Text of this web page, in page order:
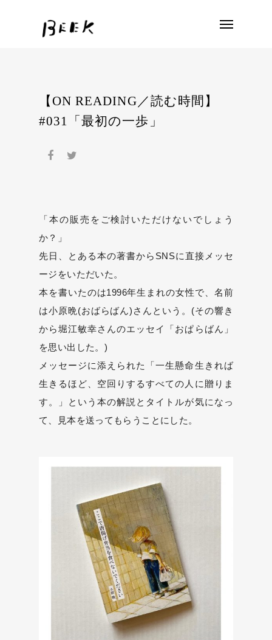
【ON READING／読む時間】
#031「最初の一歩」
「本の販売をご検討いただけないでしょう
か？」
先日、とある本の著書からSNSに直接メッセ
ージをいただいた。
本を書いたのは1996年生まれの女性で、名前
は小原晩(おばらばん)さんという。(その響き
から堀江敏幸さんのエッセイ「おぱらばん」
を思い出した。)
メッセージに添えられた「一生懸命生きれば
生きるほど、空回りするすべての人に贈りま
す。」という本の解説とタイトルが気になっ
て、見本を送ってもらうことにした。